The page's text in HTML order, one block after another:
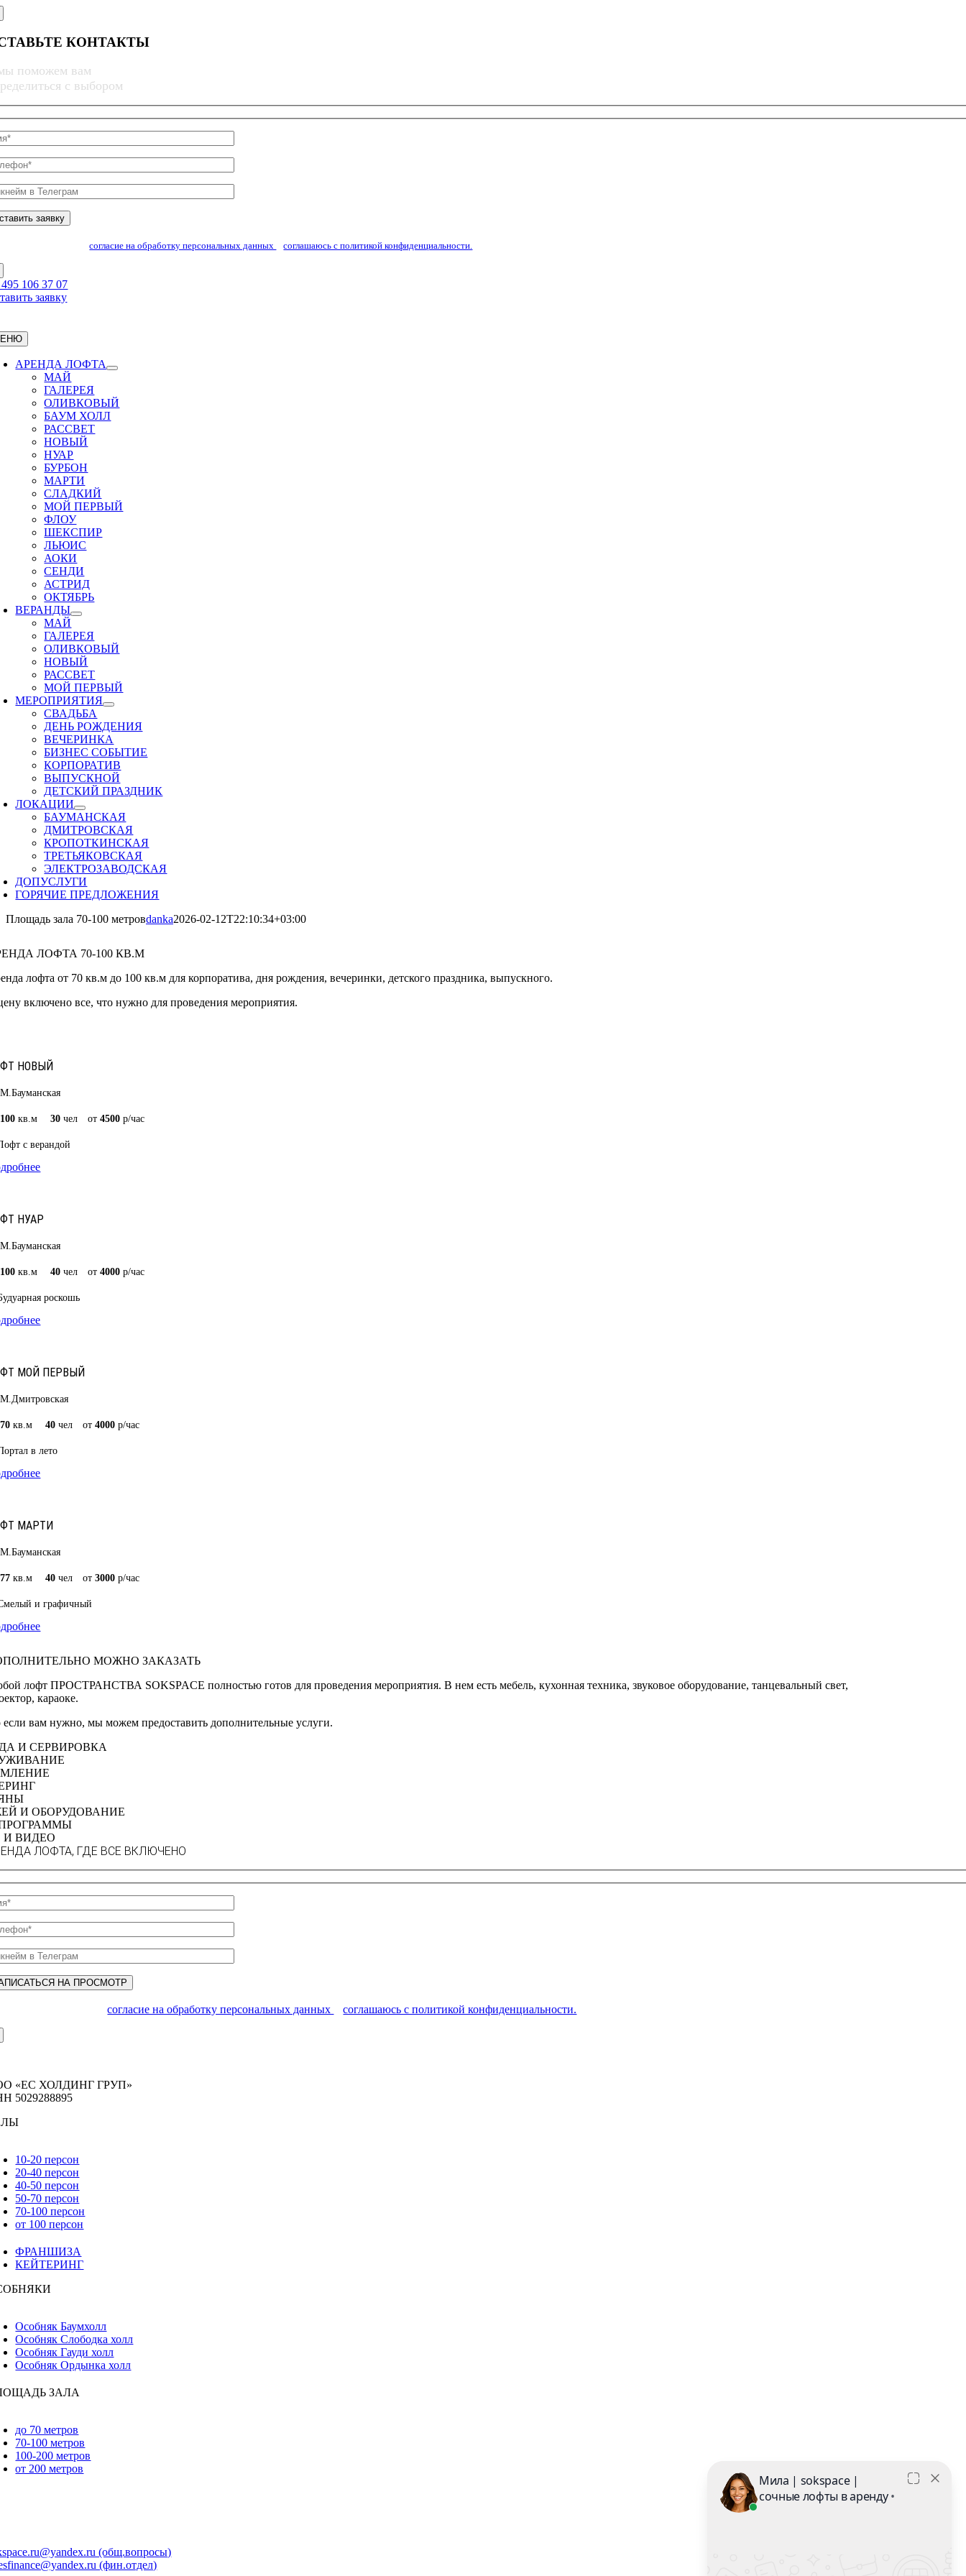
content
КОНТАКТЫ
поможем вам
с выбором
Заполняя форму, даюсогласие на обработку персональных данных исоглашаюсь с политикой конфиденциальности.
106 37 07
заявку
АРЕНДА ЛОФТА
МАЙ
ГАЛЕРЕЯ
ОЛИВКОВЫЙ
БАУМ ХОЛЛ
РАССВЕТ
НОВЫЙ
НУАР
БУРБОН
МАРТИ
СЛАДКИЙ
МОЙ ПЕРВЫЙ
ФЛОУ
ШЕКСПИР
ЛЬЮИС
АОКИ
СЕНДИ
АСТРИД
ОКТЯБРЬ
ВЕРАНДЫ
МАЙ
ГАЛЕРЕЯ
ОЛИВКОВЫЙ
НОВЫЙ
РАССВЕТ
МОЙ ПЕРВЫЙ
МЕРОПРИЯТИЯ
СВАДЬБА
ДЕНЬ РОЖДЕНИЯ
ВЕЧЕРИНКА
БИЗНЕС СОБЫТИЕ
КОРПОРАТИВ
ВЫПУСКНОЙ
ДЕТСКИЙ ПРАЗДНИК
ЛОКАЦИИ
БАУМАНСКАЯ
ДМИТРОВСКАЯ
КРОПОТКИНСКАЯ
ТРЕТЬЯКОВСКАЯ
ЭЛЕКТРОЗАВОДСКАЯ
ДОПУСЛУГИ
ГОРЯЧИЕ ПРЕДЛОЖЕНИЯ
Площадь зала 70-100 метровdanka2026-02-12T22:10:34+03:00
ЛОФТА 70-100 КВ.М
лофта от 70 кв.м до 100 кв.м для корпоратива, дня рождения, вечеринки, детского праздника, выпускного.
включено все, что нужно для проведения мероприятия.
НОВЫЙ
100 кв.м 30 чел от4500 р/час
с верандой
НУАР
100 кв.м 40 чел от4000 р/час
роскошь
МОЙ ПЕРВЫЙ
70 кв.м 40 чел от4000 р/час
в лето
МАРТИ
77 кв.м 40 чел от3000 р/час
и графичный
МОЖНО ЗАКАЗАТЬ
лофт ПРОСТРАНСТВА SOKSPACE полностью готов для проведения мероприятия. В нем есть мебель, кухонная техника, звуковое оборудование, танцевальный свет,
караоке.
вам нужно, мы можем предоставить дополнительные услуги.
И СЕРВИРОВКА
И ОБОРУДОВАНИЕ
И ВИДЕО
ЛОФТА, ГДЕ ВСЕ ВКЛЮЧЕНО
Заполняя форму, даюсогласие на обработку персональных данных исоглашаюсь с политикой конфиденциальности.
«ЕС ХОЛДИНГ ГРУП»
5029288895
10-20 персон
20-40 персон
40-50 персон
50-70 персон
70-100 персон
от 100 персон
ФРАНШИЗА
КЕЙТЕРИНГ
Особняк Баумхолл
Особняк Слободка холл
Особняк Гауди холл
Особняк Ордынка холл
ЗАЛА
до 70 метров
70-100 метров
100-200 метров
от 200 метров
(общ.вопросы)
(фин.отдел)